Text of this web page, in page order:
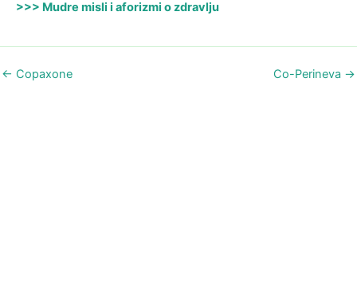
>>> Mudre misli i aforizmi o zdravlju
← Copaxone Co-Perineva →